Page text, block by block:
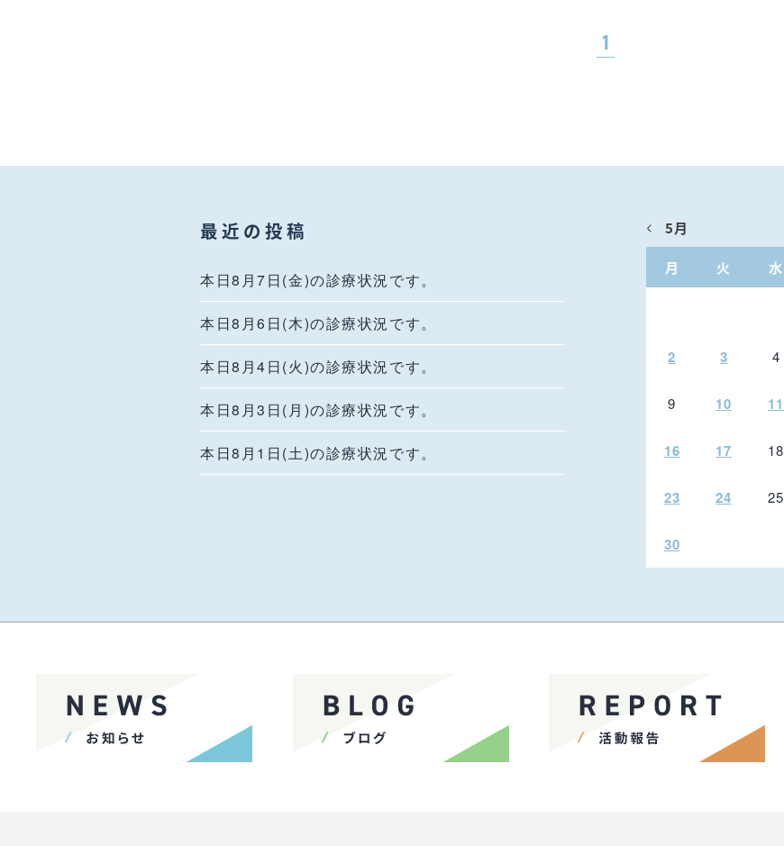
1
最近の投稿
本日8月7日(金)の診療状況です。
本日8月6日(木)の診療状況です。
本日8月4日(火)の診療状況です。
本日8月3日(月)の診療状況です。
本日8月1日(土)の診療状況です。
月 火 水
5月
2 3 4
9 10 11
16 17 18
23 24 25
30